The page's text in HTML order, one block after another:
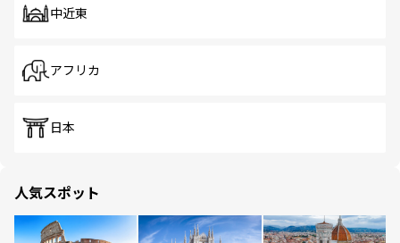
中近東
アフリカ
日本
人気スポット